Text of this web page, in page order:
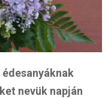
nevük napján